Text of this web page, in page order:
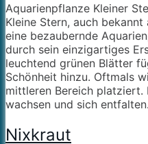
Aquarienpflanze Kleiner
Kleine Stern, auch
eine bezaubernde
durch sein einzigartiges
leuchtend grünen Blätter
Schönheit hinzu. Oftmals
mittleren Bereich
wachsen und sich
Nixkraut